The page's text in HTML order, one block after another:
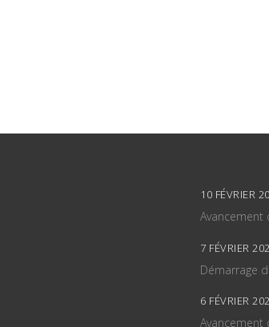
10 FÉVRIER
Avancement
7 FÉVRIER
Démarrage
6 FÉVRIER
Avancement